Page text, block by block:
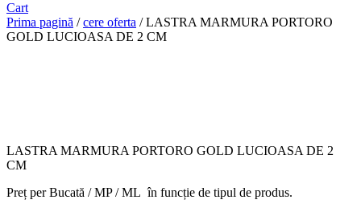
Cart
Prima pagină /cere oferta / LASTRA MARMURA PORTORO
GOLD LUCIOASA DE 2 CM
LASTRA MARMURA PORTORO GOLD LUCIOASA DE 2
CM
Preț per Bucată / MP / ML în funcție de tipul de produs.